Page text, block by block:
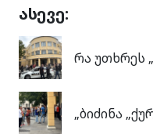
ასევე:
რა უთხრეს
„ბიძინა